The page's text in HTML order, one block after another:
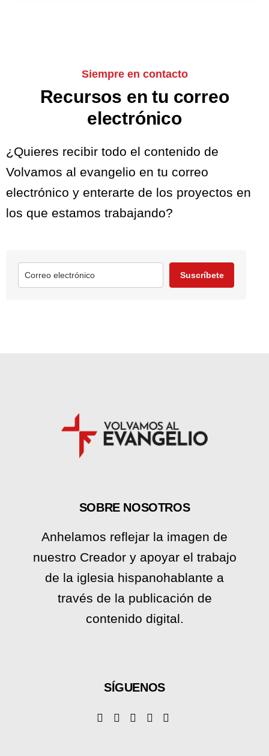
Siempre en contacto
Recursos en tu correo
electrónico
¿Quieres recibir todo el contenido de
Volvamos al evangelio en tu correo
electrónico y enterarte de los proyectos en
los que estamos trabajando?
Suscríbete
SOBRE NOSOTROS
Anhelamos reflejar la imagen de
nuestro Creador y apoyar el trabajo
de la iglesia hispanohablante a
través de la publicación de
contenido digital.
SÍGUENOS